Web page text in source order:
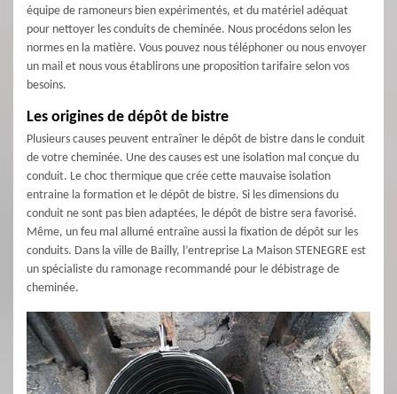
équipe de ramoneurs bien expérimentés, et du matériel adéquat
pour nettoyer les conduits de cheminée. Nous procédons selon les
normes en la matière. Vous pouvez nous téléphoner ou nous envoyer
un mail et nous vous établirons une proposition tarifaire selon vos
besoins.
Les origines de dépôt de bistre
Plusieurs causes peuvent entraîner le dépôt de bistre dans le conduit
de votre cheminée. Une des causes est une isolation mal conçue du
conduit. Le choc thermique que crée cette mauvaise isolation
entraine la formation et le dépôt de bistre. Si les dimensions du
conduit ne sont pas bien adaptées, le dépôt de bistre sera favorisé.
Même, un feu mal allumé entraîne aussi la fixation de dépôt sur les
conduits. Dans la ville de Bailly, l’entreprise La Maison STENEGRE est
un spécialiste du ramonage recommandé pour le débistrage de
cheminée.